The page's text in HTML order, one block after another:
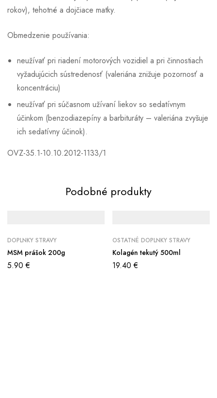
rokov), tehotné a dojčiace matky.
Obmedzenie používania:
neužívať pri riadení motorových vozidiel a pri činnostiach
vyžadujúcich sústredenosť (valeriána znižuje pozornosť a
koncentráciu)
neužívať pri súčasnom užívaní liekov so sedatívnym
účinkom (benzodiazepíny a barbituráty – valeriána zvyšuje
ich sedatívny účinok).
OVZ-35.1-10.10.2012-1133/1
Podobné produkty
DOPLNKY STRAVY
MSM prášok 200g
5.90€
OSTATNÉ DOPLNKY STRAVY
Kolagén tekutý 500ml
19.40€